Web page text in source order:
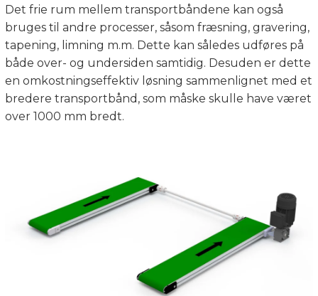
Det frie rum mellem transportbåndene kan også
bruges til andre processer, såsom fræsning, gravering,
tapening, limning m.m. Dette kan således udføres på
både over- og undersiden samtidig. Desuden er dette
en omkostningseffektiv løsning sammenlignet med et
bredere transportbånd, som måske skulle have været
over 1000 mm bredt.